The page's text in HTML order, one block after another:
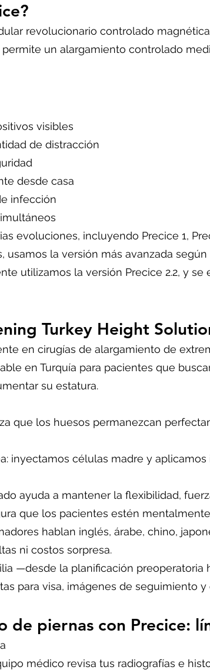
revolucionario controlado
un alargamiento controlado
visibles
de distracción
desde casa
infección
evoluciones, incluyendo Precice 1,
usamos la versión más avanzada
utilizamos la versión Precice 2.2, y
Turkey Height
en cirugías de alargamiento de
en Turquía para pacientes que
su estatura.
que los huesos permanezcan
inyectamos células madre y
ayuda a mantener la flexibilidad,
que los pacientes estén
hablan inglés, árabe, chino,
ni costos sorpresa.
—desde la planificación preoperatoria
para visa, imágenes de seguimiento y
de piernas con Precice:
médico revisa tus radiografías e